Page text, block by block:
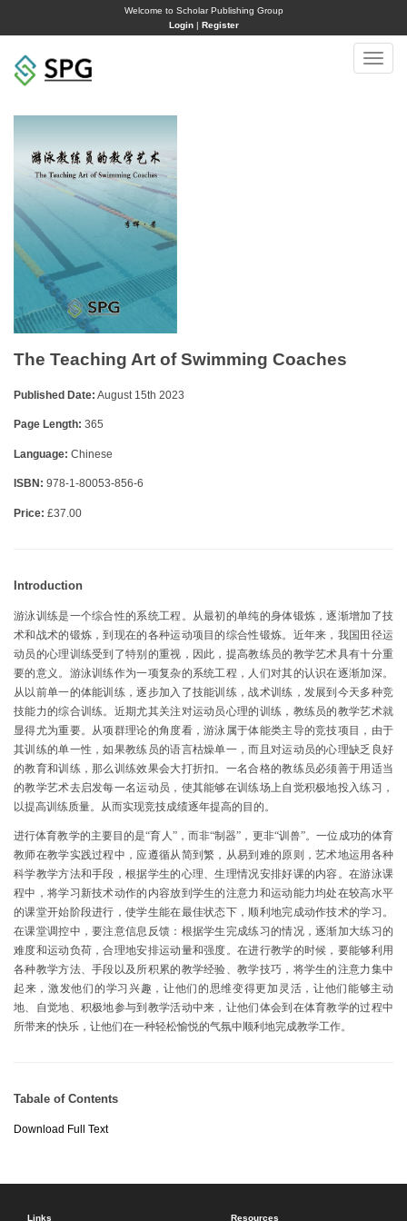
Welcome to Scholar Publishing Group
Login| Register
Toggle
The Teaching Art of Swimming Coaches
Published Date: August 15th 2023
Page Length: 365
Language: Chinese
ISBN: 978-1-80053-856-6
Price: £37.00
Introduction
游泳训练是一个综合性的系统工程。从最初的单纯的身体锻炼，逐渐增加了技
术和战术的锻炼，到现在的各种运动项目的综合性锻炼。近年来，我国田径运
动员的心理训练受到了特别的重视，因此，提高教练员的教学艺术具有十分重
要的意义。游泳训练作为一项复杂的系统工程，人们对其的认识在逐渐加深。
从以前单一的体能训练，逐步加入了技能训练，战术训练，发展到今天多种竞
技能力的综合训练。近期尤其关注对运动员心理的训练，教练员的教学艺术就
显得尤为重要。从项群理论的角度看，游泳属于体能类主导的竞技项目，由于
其训练的单一性，如果教练员的语言枯燥单一，而且对运动员的心理缺乏良好
的教育和训练，那么训练效果会大打折扣。一名合格的教练员必须善于用适当
的教学艺术去启发每一名运动员，使其能够在训练场上自觉积极地投入练习，
以提高训练质量。从而实现竞技成绩逐年提高的目的。
进行体育教学的主要目的是“育人”，而非“制器”，更非“训兽”。一位成功的体育
教师在教学实践过程中，应遵循从简到繁，从易到难的原则，艺术地运用各种
科学教学方法和手段，根据学生的心理、生理情况安排好课的内容。在游泳课
程中，将学习新技术动作的内容放到学生的注意力和运动能力均处在较高水平
的课堂开始阶段进行，使学生能在最佳状态下，顺利地完成动作技术的学习。
在课堂调控中，要注意信息反馈：根据学生完成练习的情况，逐渐加大练习的
难度和运动负荷，合理地安排运动量和强度。在进行教学的时候，要能够利用
各种教学方法、手段以及所积累的教学经验、教学技巧，将学生的注意力集中
起来，激发他们的学习兴趣，让他们的思维变得更加灵活，让他们能够主动
地、自觉地、积极地参与到教学活动中来，让他们体会到在体育教学的过程中
所带来的快乐，让他们在一种轻松愉悦的气氛中顺利地完成教学工作。
Tabale of Contents
Download Full Text
Links Resources